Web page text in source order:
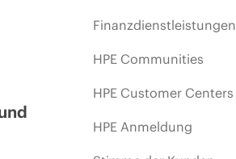
Finanzdienstleistungen
HPE Communities
HPE Customer Centers
HPE Anmeldung